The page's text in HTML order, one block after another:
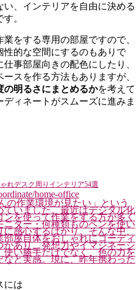
、インテリアを自由に決める
。
をする専用の部屋ですので、
的な空間にするのもありで
事部屋向きの配色にしたり、
スを作る方法もありますが、
の明るさにまとめるかを考えて
ィネートがスムーズに進みま
れデスク周りインテリア54選
home-office
の作業環境が見たい」という
いました。最近はデジタル化
を使って作業をする方が多く
ター・何種類ものペンを使い
感心するばかり。そんな中、
屋自体をおしゃれにコーディ
あり、発想力やイマジネーシ
い勝手だけでなく、色の力を
と実感。現に、昨年携わった
には